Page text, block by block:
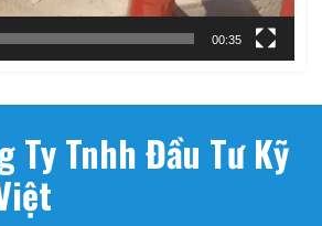
00:35
Ty Tnhh Đầu Tư Kỹ